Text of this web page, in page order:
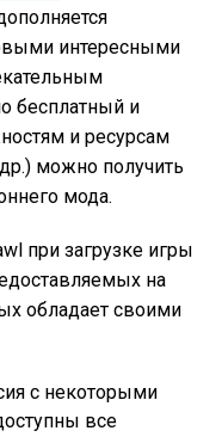
интересными
бесплатный и
и ресурсам
можно получить
мода.
при загрузке игры
на
обладает своими
с некоторыми
все